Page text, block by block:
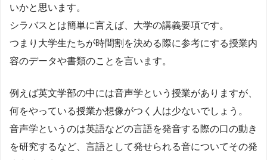
いかと思います。
シラバスとは簡単に言えば、大学の講義要項です。
つまり大学生たちが時間割を決める際に参考にする授業内
容のデータや書類のことを言います。
例えば英文学部の中には音声学という授業がありますが、
何をやっている授業か想像がつく人は少ないでしょう。
音声学というのは英語などの言語を発音する際の口の動き
を研究するなど、言語として発せられる音についてその発